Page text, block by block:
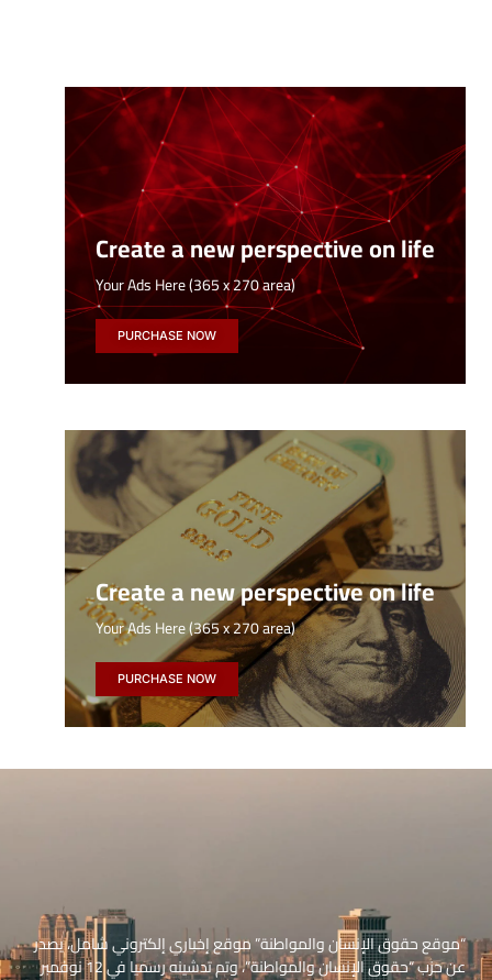
Create a new perspective on life
Your Ads Here (365 x 270 area)
PURCHASE NOW
Create a new perspective on life
Your Ads Here (365 x 270 area)
PURCHASE NOW
“موقع حقوق الإنسان والمواطنة” موقع إخباري إلكتروني شامل، يصدر
عن حزب “حقوق الإنسان والمواطنة”، وتم تدشينه رسميا في 12 نوفمبر